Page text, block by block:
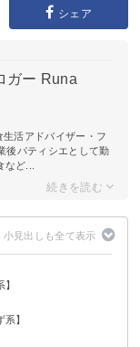
シェア
ガー Runa
活アドバイザー・フ
後パティシエとして勤
ど...
】